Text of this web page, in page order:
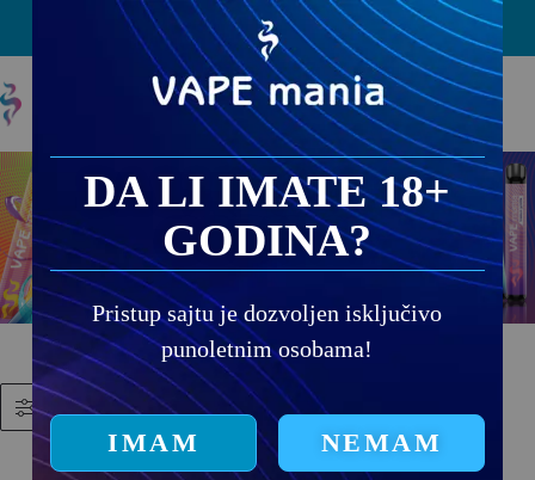
PRODAJNA MESTA
Filtriraj proizvode
DA LI IMATE 18+
GODINA?
Pristup sajtu je dozvoljen isključivo
punoletnim osobama!
IMAM NEMAM